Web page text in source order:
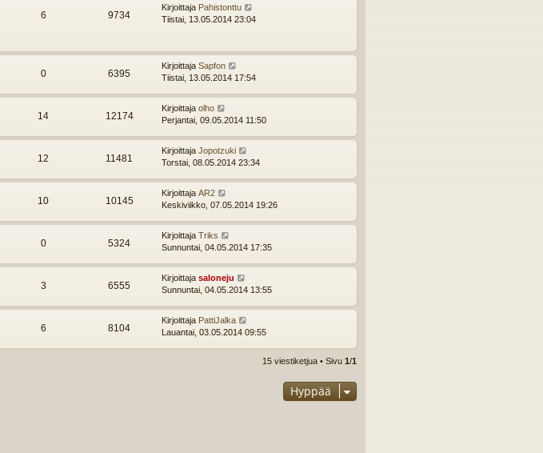
6 9734
Kirjoittaja Pahistonttu
Tiistai, 13.05.2014 23:04
0 6395
Kirjoittaja Sapfon
Tiistai, 13.05.2014 17:54
14 12174
Kirjoittaja olho
Perjantai, 09.05.2014 11:50
12 11481
Kirjoittaja Jopotzuki
Torstai, 08.05.2014 23:34
10 10145
Kirjoittaja AR2
Keskiviikko, 07.05.2014 19:26
0 5324
Kirjoittaja Triks
Sunnuntai, 04.05.2014 17:35
3 6555
Kirjoittaja saloneju
Sunnuntai, 04.05.2014 13:55
6 8104
Kirjoittaja PattiJalka
Lauantai, 03.05.2014 09:55
15 viestiketjua • Sivu 1/1
Hyppää